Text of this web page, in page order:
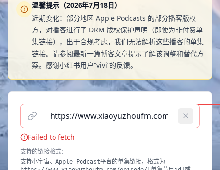
温馨提示（2026年7月18日）
近期变化：部分地区 Apple Podcasts 的部分播客版权
方，对播客进行了 DRM 版权保护声明（即使为非付费单
集链接），出于合规考虑，我们无法解析这些播客的单集
链接。请参阅最新一篇博客文章提示了解该调整和替代方
案。感谢小红书用户“vivi”的反馈。
请输入播客单集链接（支持小宇宙、Apple Podcast）
Failed to fetch
支持的链接格式：
支持小宇宙、Apple Podcast平台的单集链接，格式为